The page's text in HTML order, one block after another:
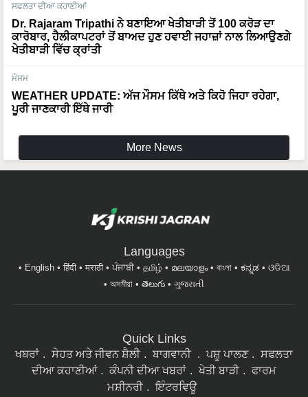
ਸਫਲਤਾ ਦੀਆ ਕਹਾਣੀਆਂ
Dr. Rajaram Tripathi ਨੇ ਬਣਾਇਆ ਖੇਤੀਬਾੜੀ ਤੋਂ 100 ਕਰੋੜ ਦਾ
ਕਾਰੋਬਾਰ, ਹੈਲੀਕਾਪਟਰਾਂ ਤੋਂ ਬਾਅਦ ਹੁਣ ਹਵਾਈ ਜਹਾਜ਼ਾਂ ਨਾਲ ਲਿਆਉਣਗੇ
ਖੇਤੀਬਾੜੀ ਵਿੱਚ ਕ੍ਰਾਂਤੀ
ਮੌਸਮ
WEATHER UPDATE: ਅੱਜ ਮੌਸਮ ਕਿੱਥੇ ਅਤੇ ਕਿਹੋ ਜਿਹਾ ਰਹੇਗਾ,
ਪੂਰੀ ਜਾਣਕਾਰੀ ਇੱਥੇ ਜਾਰੀ
More News
Languages
English हिंदी मराठी ਪੰਜਾਬੀ தமிழ் മലയാളം বাংলা ಕನ್ನಡ
ଓଡିଆ
অসমীয়া
తెలుగు ગુજરાતી
Quick Links
ਖਬਰਾਂ ਸੇਹਤ ਅਤੇ ਜੀਵਨ ਸ਼ੈਲੀ ਬਾਗਵਾਨੀ ਪਸ਼ੂ ਪਾਲਣ
ਸਫਲਤਾ
ਦੀਆ ਕਹਾਣੀਆਂ
ਕੰਪਨੀ ਦੀਆ ਖਬਰਾਂ ਖੇਤੀ ਬਾੜੀ
ਫਾਰਮ
ਮਸ਼ੀਨਰੀ
ਇੰਟਰਵਿਊ